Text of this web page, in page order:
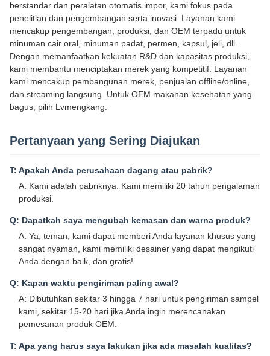
berstandar dan peralatan otomatis impor, kami fokus pada
penelitian dan pengembangan serta inovasi. Layanan kami
mencakup pengembangan, produksi, dan OEM terpadu untuk
minuman cair oral, minuman padat, permen, kapsul, jeli, dll.
Dengan memanfaatkan kekuatan R&D dan kapasitas produksi,
kami membantu menciptakan merek yang kompetitif. Layanan
kami mencakup pembangunan merek, penjualan offline/online,
dan streaming langsung. Untuk OEM makanan kesehatan yang
bagus, pilih Lvmengkang.
Pertanyaan yang Sering Diajukan
T: Apakah Anda perusahaan dagang atau pabrik?
A: Kami adalah pabriknya. Kami memiliki 20 tahun pengalaman
produksi.
Q: Dapatkah saya mengubah kemasan dan warna produk?
A: Ya, teman, kami dapat memberi Anda layanan khusus yang
sangat nyaman, kami memiliki desainer yang dapat mengikuti
Anda dengan baik, dan gratis!
Q: Kapan waktu pengiriman paling awal?
A: Dibutuhkan sekitar 3 hingga 7 hari untuk pengiriman sampel
kami, sekitar 15-20 hari jika Anda ingin merencanakan
pemesanan produk OEM.
T: Apa yang harus saya lakukan jika ada masalah kualitas?